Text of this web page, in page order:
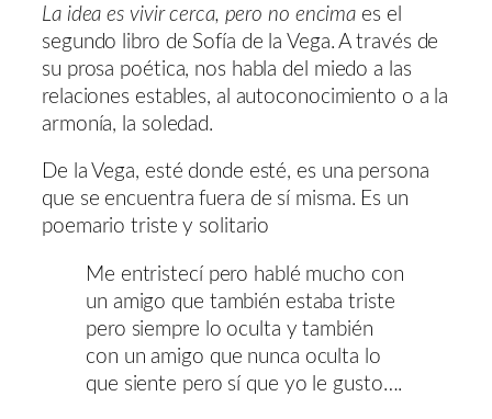
La idea es vivir cerca, pero no encima es el
segundo libro de Sofía de la Vega. A través de
su prosa poética, nos habla del miedo a las
relaciones estables, al autoconocimiento o a la
armonía, la soledad.
De la Vega, esté donde esté, es una persona
que se encuentra fuera de sí misma. Es un
poemario triste y solitario
Me entristecí pero hablé mucho con
un amigo que también estaba triste
pero siempre lo oculta y también
con un amigo que nunca oculta lo
que siente pero sí que yo le gusto….